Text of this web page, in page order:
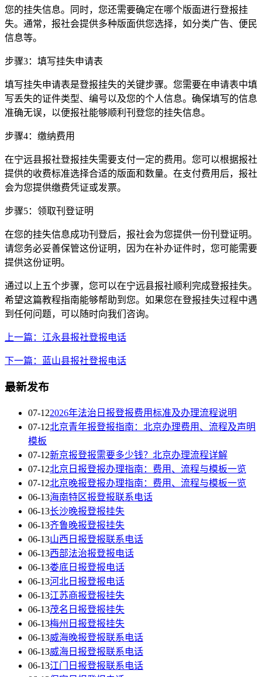
您的挂失信息。同时，您还需要确定在哪个版面进行登报挂
失。通常，报社会提供多种版面供您选择，如分类广告、便民
信息等。
步骤3：填写挂失申请表
填写挂失申请表是登报挂失的关键步骤。您需要在申请表中填
写丢失的证件类型、编号以及您的个人信息。确保填写的信息
准确无误，以便报社能够顺利刊登您的挂失信息。
步骤4：缴纳费用
在宁远县报社登报挂失需要支付一定的费用。您可以根据报社
提供的收费标准选择合适的版面和数量。在支付费用后，报社
会为您提供缴费凭证或发票。
步骤5：领取刊登证明
在您的挂失信息成功刊登后，报社会为您提供一份刊登证明。
请您务必妥善保管这份证明，因为在补办证件时，您可能需要
提供这份证明。
通过以上五个步骤，您可以在宁远县报社顺利完成登报挂失。
希望这篇教程指南能够帮助到您。如果您在登报挂失过程中遇
到任何问题，可以随时向我们咨询。
上一篇：江永县报社登报电话
下一篇：蓝山县报社登报电话
最新发布
07-122026年法治日报登报费用标准及办理流程说明
07-12北京青年报登报指南：北京办理费用、流程及声明
模板
07-12新京报登报需要多少钱？北京办理流程详解
07-12北京日报登报办理指南：费用、流程与模板一览
07-12北京晚报登报办理指南：费用、流程与模板一览
06-13海南特区报登报联系电话
06-13长沙晚报登报挂失
06-13齐鲁晚报登报挂失
06-13山西日报登报联系电话
06-13西部法治报登报电话
06-13娄底日报登报电话
06-13河北日报登报电话
06-13江苏商报登报挂失
06-13茂名日报登报挂失
06-13梅州日报登报挂失
06-13威海晚报登报联系电话
06-13威海日报登报联系电话
06-13江门日报登报联系电话